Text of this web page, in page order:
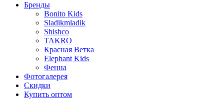
Бренды
Bonito Kids
Sladikmladik
Shishco
TAKRO
Красная Ветка
Elephant Kids
Фенна
Фотогалерея
Скидки
Купить оптом